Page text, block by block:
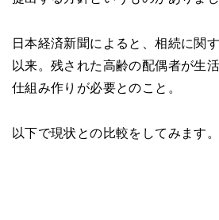
日本経済新聞によると、相続に関
以来。残された高齢の配偶者が生
仕組み作りが必要とのこと。
以下で現状との比較をしてみます。